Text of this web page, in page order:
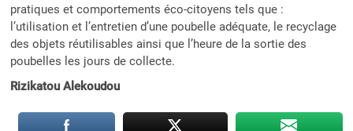
pratiques et comportements éco-citoyens tels que :
l’utilisation et l’entretien d’une poubelle adéquate, le recyclage
des objets réutilisables ainsi que l’heure de la sortie des
poubelles les jours de collecte.
Rizikatou Alekoudou